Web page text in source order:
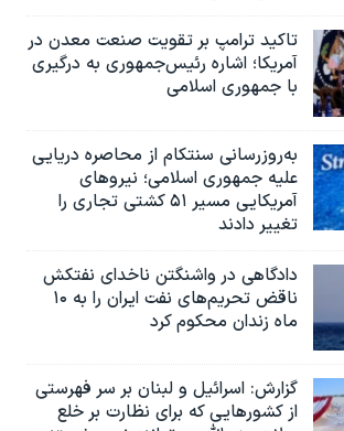
تاکید ترامپ بر تقویت صنعت معدن در
آمریکا؛ اشاره رئیس‌جمهوری به درگیری
با جمهوری اسلامی
به‌روزرسانی سنتکام از محاصره دریایی
علیه جمهوری اسلامی؛ نیروهای
آمریکایی مسیر ۵۱ کشتی تجاری را
تغییر دادند
دادگاهی در واشنگتن ناخدای نفتکش
ناقض تحریم‌های نفت ایران را به ۱۰
ماه زندان محکوم کرد
گزارش‌: اسرائيل و لبنان بر سر فهرستی
از کشورهایی که برای نظارت بر خلع